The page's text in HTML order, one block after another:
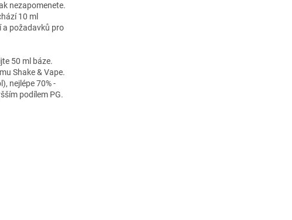
nezapomenete.
10 ml
a požadavků pro
50 ml báze.
Shake & Vape.
nejlépe 70% -
podílem PG.